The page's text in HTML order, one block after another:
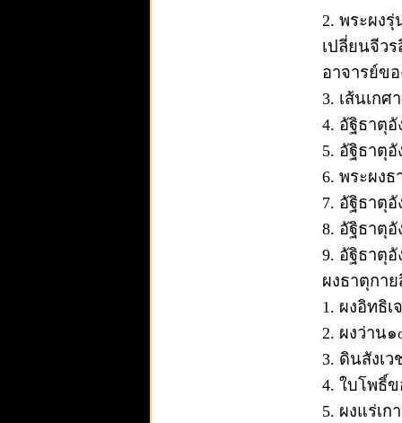
2. พระผง
เปลี่ยนจีว
อาจารย์ข
3. เส้นเก
4. อัฐิธาตุ
5. อัฐิธาตุ
6. พระผง
7. อัฐิธาตุ
8. อัฐิธาตุ
9. อัฐิธาตุ
ผงธาตุกา
1. ผงอิทธิ
2. ผงว่าน
3. ดินสังเ
4. ใบโพธิ์
5. ผงแร่เก